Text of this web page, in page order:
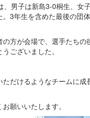
、男子は新島3-0桐生、女
3年生を含めた最後の団
方が会場で、選手たちの
ございました。
だけるようなチームに成
願いいたします。